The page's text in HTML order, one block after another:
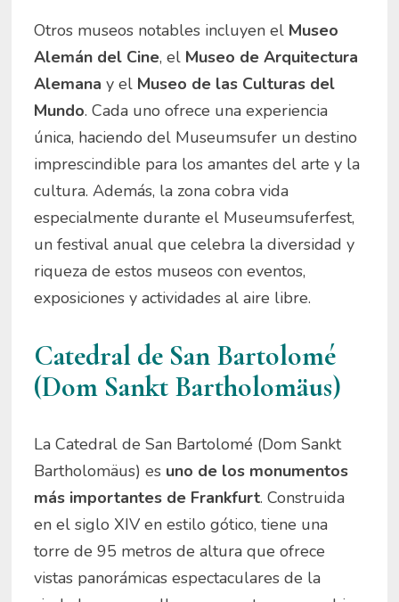
Otros museos notables incluyen el Museo
Alemán del Cine, el Museo de Arquitectura
Alemana y el Museo de las Culturas del
Mundo. Cada uno ofrece una experiencia
única, haciendo del Museumsufer un destino
imprescindible para los amantes del arte y la
cultura. Además, la zona cobra vida
especialmente durante el Museumsuferfest,
un festival anual que celebra la diversidad y
riqueza de estos museos con eventos,
exposiciones y actividades al aire libre.
Catedral de San Bartolomé
(Dom Sankt Bartholomäus)
La Catedral de San Bartolomé (Dom Sankt
Bartholomäus) es uno de los monumentos
más importantes de Frankfurt. Construida
en el siglo XIV en estilo gótico, tiene una
torre de 95 metros de altura que ofrece
vistas panorámicas espectaculares de la